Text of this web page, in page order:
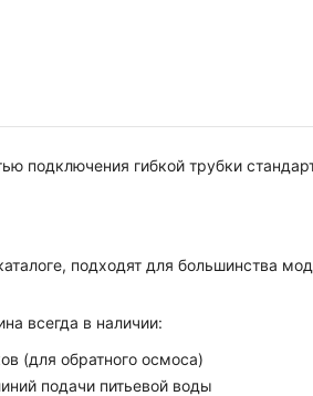
подключения гибкой трубки
подходят для большинства
всегда в наличии:
(для обратного осмоса)
подачи питьевой воды